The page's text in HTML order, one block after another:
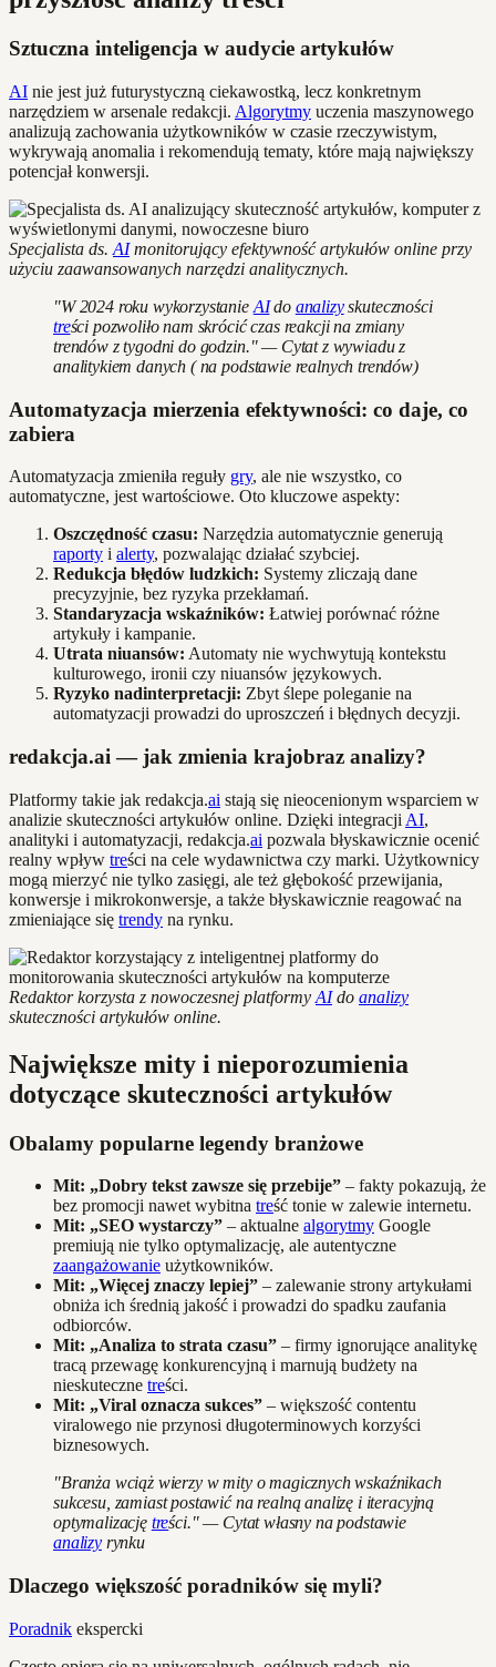
Sztuczna inteligencja w audycie artykułów
AI nie jest już futurystyczną ciekawostką, lecz konkretnym
narzędziem w arsenale redakcji. Algorytmy uczenia maszynowego
analizują zachowania użytkowników w czasie rzeczywistym,
wykrywają anomalia i rekomendują tematy, które mają największy
potencjał konwersji.
Specjalista ds. AImonitorujący efektywność artykułów online przy
użyciu zaawansowanych narzędzi analitycznych.
"W 2024 roku wykorzystanie AIdo analizyskuteczności
treści pozwoliło nam skrócić czas reakcji na zmiany
trendów z tygodni do godzin." — Cytat z wywiadu z
analitykiem danych ( na podstawie realnych trendów)
Automatyzacja mierzenia efektywności: co daje, co
zabiera
Automatyzacja zmieniła reguły gry, ale nie wszystko, co
automatyczne, jest wartościowe. Oto kluczowe aspekty:
Oszczędność czasu: Narzędzia automatycznie generują
raporty i alerty, pozwalając działać szybciej.
Redukcja błędów ludzkich: Systemy zliczają dane
precyzyjnie, bez ryzyka przekłamań.
Standaryzacja wskaźników: Łatwiej porównać różne
artykuły i kampanie.
Utrata niuansów: Automaty nie wychwytują kontekstu
kulturowego, ironii czy niuansów językowych.
Ryzyko nadinterpretacji: Zbyt ślepe poleganie na
automatyzacji prowadzi do uproszczeń i błędnych decyzji.
redakcja.ai — jak zmienia krajobraz analizy?
Platformy takie jak redakcja.ai stają się nieocenionym wsparciem w
analizie skuteczności artykułów online. Dzięki integracji AI,
analityki i automatyzacji, redakcja.ai pozwala błyskawicznie ocenić
realny wpływ treści na cele wydawnictwa czy marki. Użytkownicy
mogą mierzyć nie tylko zasięgi, ale też głębokość przewijania,
konwersje i mikrokonwersje, a także błyskawicznie reagować na
zmieniające się trendy na rynku.
Redaktor korzysta z nowoczesnej platformy AIdo analizy
skuteczności artykułów online.
Największe mity i nieporozumienia
dotyczące skuteczności artykułów
Obalamy popularne legendy branżowe
Mit: „Dobry tekst zawsze się przebije” – fakty pokazują, że
bez promocji nawet wybitna treść tonie w zalewie internetu.
Mit: „SEO wystarczy” – aktualne algorytmy Google
premiują nie tylko optymalizację, ale autentyczne
zaangażowanie użytkowników.
Mit: „Więcej znaczy lepiej” – zalewanie strony artykułami
obniża ich średnią jakość i prowadzi do spadku zaufania
odbiorców.
Mit: „Analiza to strata czasu” – firmy ignorujące analitykę
tracą przewagę konkurencyjną i marnują budżety na
nieskuteczne treści.
Mit: „Viral oznacza sukces” – większość contentu
viralowego nie przynosi długoterminowych korzyści
biznesowych.
"Branża wciąż wierzy w mity o magicznych wskaźnikach
sukcesu, zamiast postawić na realną analizę i iteracyjną
optymalizację treści." — Cytat własny na podstawie
analizyrynku
Dlaczego większość poradników się myli?
Poradnik ekspercki